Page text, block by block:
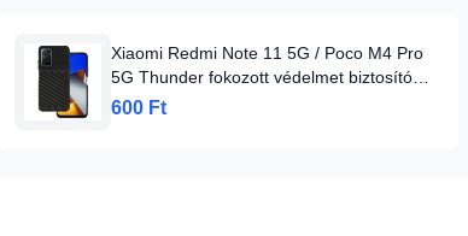
Xiaomi Redmi Note 11 5G / Poco M4 Pro
5G Thunder fokozott védelmet biztosító
flexibilis TPU tok fekete
600 Ft